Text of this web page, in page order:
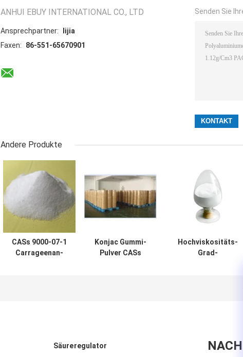
ANHUI EBUY INTERNATIONAL CO., LTD
Ansprechpartner:
lijia
Faxen:
86-551-65670901
Senden Sie
Andere Produkte
CASs 9000-07-1
Carrageenan-
Konjac Gummi-
Pulver CASs
Hochviskositäts-
Grad-
Säureregulator